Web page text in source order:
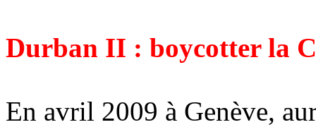
Durban II : boycotter la
En avril 2009 à Genève,